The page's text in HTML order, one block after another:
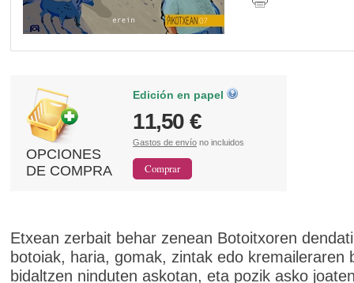
OPCIONES
DE COMPRA
Edición en papel
11,50 €
Gastos de envío no incluidos
Etxean zerbait behar zenean Botoitxoren
botoiak, haria, gomak, zintak edo kremaileraren
bidaltzen ninduten askotan, eta pozik asko